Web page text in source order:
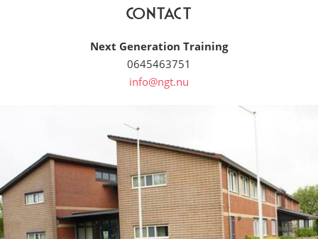
Contact
Next Generation Training
0645463751
info@ngt.nu